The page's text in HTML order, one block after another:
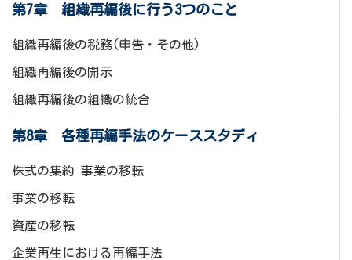
第7章 組織再編後に行う3つのこと
組織再編後の税務(申告・その他)
組織再編後の開示
組織再編後の組織の統合
第8章 各種再編手法のケーススタディ
株式の集約 事業の移転
事業の移転
資産の移転
企業再生における再編手法